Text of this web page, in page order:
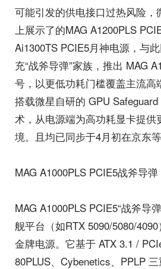
可能引发的供电接口过热风险，
上展示了的MAG A1200PLS
Ai1300TS PCIE5月神电源，与
充“战斧导弹”家族，推出 MAG
号，以更低功耗门槛覆盖主流高
搭载微星自研的 GPU
术，从电源端为高功耗显卡提供
境。且均已同步于4月初在京东
MAG A1000PLS PCIE5战斧导
MAG A1000PLS PCIE5“战斧导
舰平台（如RTX 5090/5080/
金牌电源。它基于 ATX 3.1 /
80PLUS、Cybenetics、PPLP